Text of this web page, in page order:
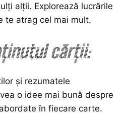
alții. Explorează lucrările
te atrag cel mai mult.
cărții:
și rezumatele
o idee mai bună despre
în fiecare carte.